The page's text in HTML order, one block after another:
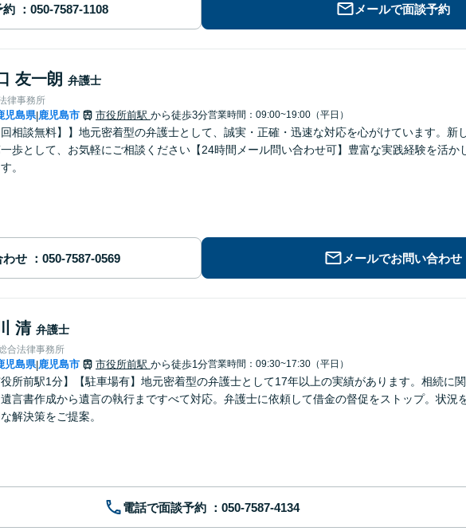
約 メールで面談予約
友一朗 弁護士
律事務所
児島県|鹿児島市 市役所前駅 から徒歩3分営業時間：09:00~19:00（平日）
回相談無料】】地元密着型の弁護士として、誠実・正確・迅速な対応を心がけています。新
歩として、お気軽にご相談ください【24時間メール問い合わせ可】豊富な実践経験を活か
。
わせ メールでお問い合わせ
清 弁護士
合法律事務所
児島県|鹿児島市 市役所前駅 から徒歩1分営業時間：09:30~17:30（平日）
役所前駅1分】【駐車場有】地元密着型の弁護士として17年以上の実績があります。相続に
言書作成から遺言の執行まですべて対応。弁護士に依頼して借金の督促をストップ。状況
解決策をご提案。
電話で面談予約